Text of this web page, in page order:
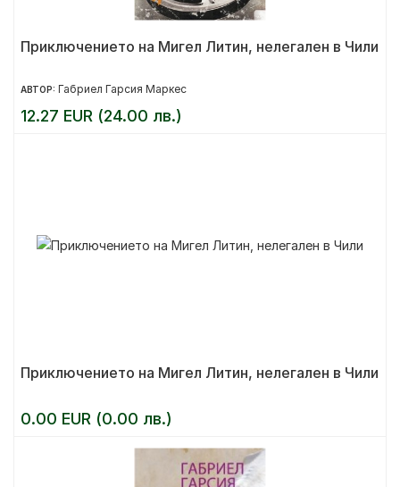
Приключението на Мигел Литин, нелегален в Чили
АВТОР: Габриел Гарсия Маркес
12.27 EUR (24.00 лв.)
Приключението на Мигел Литин, нелегален в Чили
0.00 EUR (0.00 лв.)